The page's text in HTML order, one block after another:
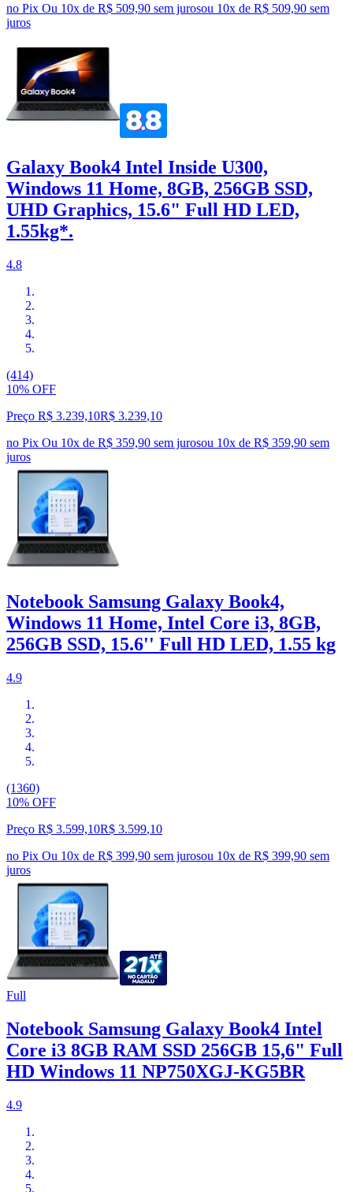
no Pix Ou 10x de R$ 509,90 sem jurosou 10x de R$ 509,90 sem
juros
Galaxy Book4 Intel Inside U300,
Windows 11 Home, 8GB, 256GB SSD,
UHD Graphics, 15.6" Full HD LED,
1.55kg*.
4.8
(414)
10% OFF
Preço R$ 3.239,10R$ 3.239,10
no Pix Ou 10x de R$ 359,90 sem jurosou 10x de R$ 359,90 sem
juros
Notebook Samsung Galaxy Book4,
Windows 11 Home, Intel Core i3, 8GB,
256GB SSD, 15.6'' Full HD LED, 1.55 kg
4.9
(1360)
10% OFF
Preço R$ 3.599,10R$ 3.599,10
no Pix Ou 10x de R$ 399,90 sem jurosou 10x de R$ 399,90 sem
juros
Full
Notebook Samsung Galaxy Book4 Intel
Core i3 8GB RAM SSD 256GB 15,6" Full
HD Windows 11 NP750XGJ-KG5BR
4.9